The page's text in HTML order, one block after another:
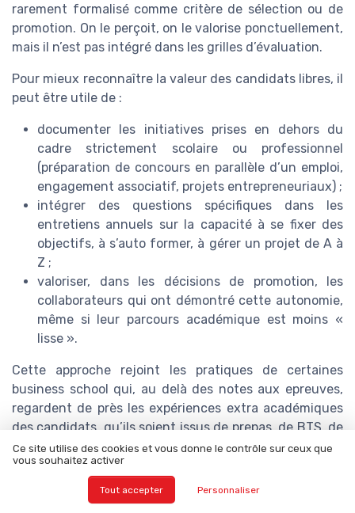
rarement formalisé comme critère de sélection ou de
promotion. On le perçoit, on le valorise ponctuellement,
mais il n’est pas intégré dans les grilles d’évaluation.
Pour mieux reconnaître la valeur des candidats libres, il
peut être utile de :
documenter les initiatives prises en dehors du
cadre strictement scolaire ou professionnel
(préparation de concours en parallèle d’un emploi,
engagement associatif, projets entrepreneuriaux) ;
intégrer des questions spécifiques dans les
entretiens annuels sur la capacité à se fixer des
objectifs, à s’auto former, à gérer un projet de A à
Z ;
valoriser, dans les décisions de promotion, les
collaborateurs qui ont démontré cette autonomie,
même si leur parcours académique est moins «
lisse ».
Cette approche rejoint les pratiques de certaines
business school qui, au delà des notes aux epreuves,
regardent de près les expériences extra académiques
des candidats, qu’ils soient issus de prepas, de BTS, de
licences ou en candidat libre.
S’inspirer des trajectoires atypiques à
forte valeur ajoutée
Ce site utilise des cookies et vous donne le contrôle sur ceux que
vous souhaitez activer
Tout accepter Personnaliser